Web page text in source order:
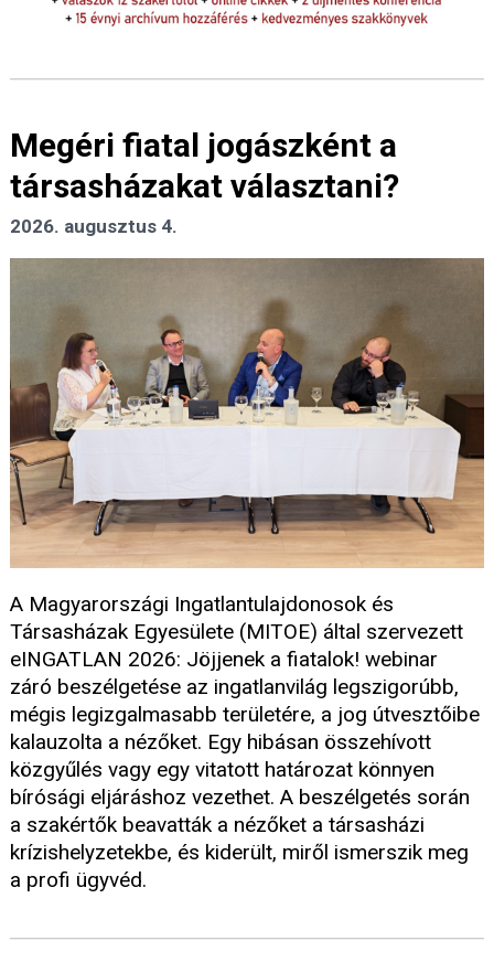
Megéri fiatal jogászként a
társasházakat választani?
2026. augusztus 4.
A Magyarországi Ingatlantulajdonosok és
Társasházak Egyesülete (MITOE) által szervezett
eINGATLAN 2026: Jöjjenek a fiatalok! webinar
záró beszélgetése az ingatlanvilág legszigorúbb,
mégis legizgalmasabb területére, a jog útvesztőibe
kalauzolta a nézőket. Egy hibásan összehívott
közgyűlés vagy egy vitatott határozat könnyen
bírósági eljáráshoz vezethet. A beszélgetés során
a szakértők beavatták a nézőket a társasházi
krízishelyzetekbe, és kiderült, miről ismerszik meg
a profi ügyvéd.